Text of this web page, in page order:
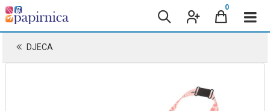
0
DJECA